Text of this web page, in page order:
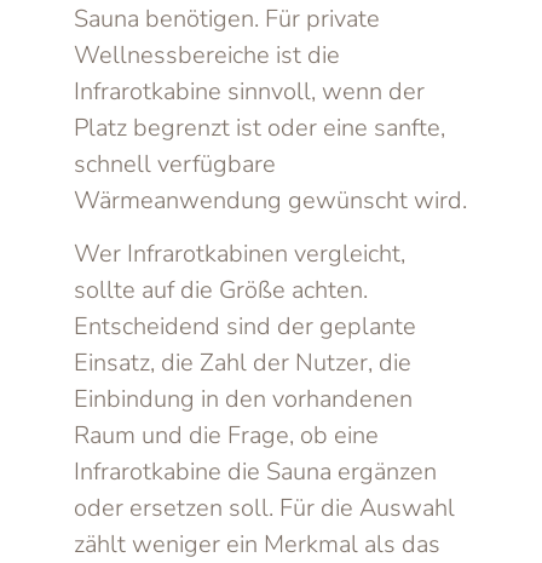
Sauna benötigen. Für private
Wellnessbereiche ist die
Infrarotkabine sinnvoll, wenn der
Platz begrenzt ist oder eine sanfte,
schnell verfügbare
Wärmeanwendung gewünscht wird.
Wer Infrarotkabinen vergleicht,
sollte auf die Größe achten.
Entscheidend sind der geplante
Einsatz, die Zahl der Nutzer, die
Einbindung in den vorhandenen
Raum und die Frage, ob eine
Infrarotkabine die Sauna ergänzen
oder ersetzen soll. Für die Auswahl
zählt weniger ein Merkmal als das